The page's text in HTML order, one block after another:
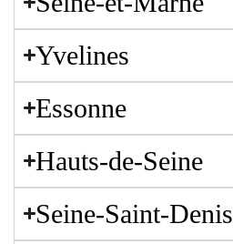
Yvelines
Essonne
Hauts-de-Seine
Seine-Saint-Denis